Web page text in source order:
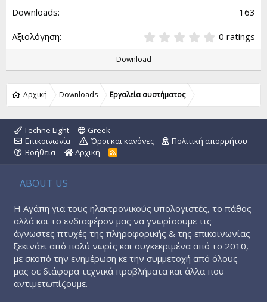
163
0
0
(
)
0 ratings
Download
Αρχική Downloads Εργαλεία συστήματος
Techne Light
Greek
Επικοινωνία
Όροι και κανόνες
Πολιτική απορρήτου
Βοήθεια
Αρχική
R
ABOUT US
Η Αγάπη για τους ηλεκτρονικούς υπολογιστές, το πάθος
αλλά και το ενδιαφέρον μας να γνωρίσουμε τις
άγνωστες πτυχές της πληροφορικής & της επικοινωνίας
ξεκινάει από πολύ νωρίς και συγκεκριμένα από το 2010,
με σκοπό την ενημέρωση κε την συμμετοχή από όλους
μας σε διάφορα τεχνικά προβλήματα και άλλα που
αντιμετωπίζουμε.